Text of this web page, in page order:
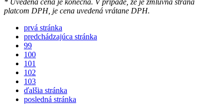
platcom DPH, je cena uvedená vrátane DPH.
prvá stránka
predchádzajúca stránka
99
100
101
102
103
ďalšia stránka
posledná stránka